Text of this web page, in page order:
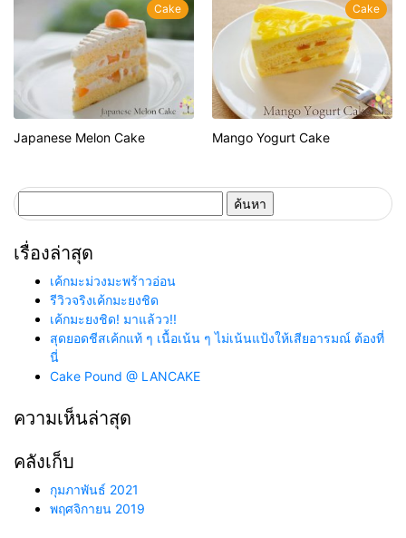
Cake
Japanese Melon Cake
Cake
Mango Yogurt Cake
สำหรับ:
เรื่องล่าสุด
เค้กมะม่วงมะพร้าวอ่อน
รีวิวจริงเค้กมะยงชิด
เค้กมะยงชิด! มาแล้วว!!
สุดยอดชีสเค้กแท้ ๆ เนื้อเน้น ๆ ไม่เน้นแป้งให้เสียอารมณ์ ต้องที่
นี่
Cake Pound @ LANCAKE
ความเห็นล่าสุด
คลังเก็บ
กุมภาพันธ์ 2021
พฤศจิกายน 2019